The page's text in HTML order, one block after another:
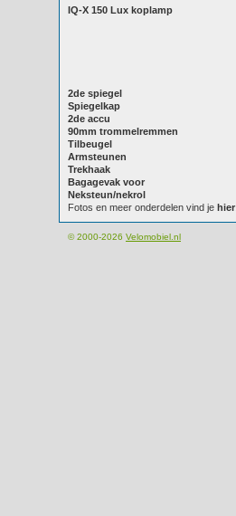
IQ-X 150 Lux koplamp
2de spiegel
Spiegelkap
2de accu
90mm trommelremmen
Tilbeugel
Armsteunen
Trekhaak
Bagagevak voor
Neksteun/nekrol
Fotos en meer onderdelen vind je hier
© 2000-2026 Velomobiel.nl